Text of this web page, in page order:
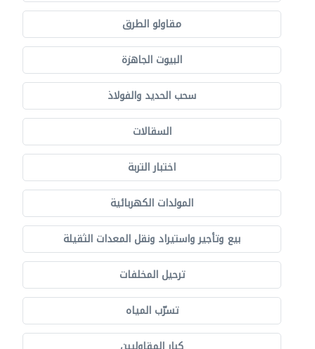
مقاولو الطرق
البيوت الجاهزة
سحب الحديد والفولاذ
السقالات
اختبار التربة
المولدات الكهربائية
بيع وتأجير واستيراد ونقل المعدات الثقيلة
ترحيل المخلفات
تسرّب المياه